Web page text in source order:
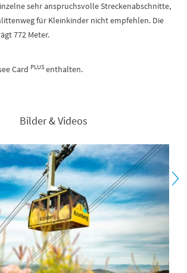
sehr anspruchsvolle Streckenabschnitte,
für Kleinkinder nicht empfehlen. Die
772 Meter.
Card PLUSenthalten.
Bilder & Videos